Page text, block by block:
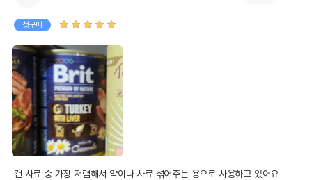
첫구매
캔 사료 중 가장 저렴해서 약이나 사료 섞어주는 용으로 사용하고 있어요